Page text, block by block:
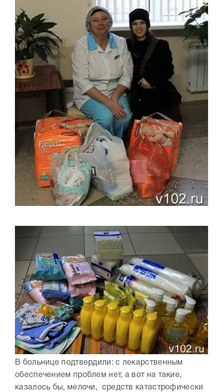
В больнице подтвердили: с лекарственным
обеспечением проблем нет, а вот на такие,
казалось бы, мелочи, средств катастрофически